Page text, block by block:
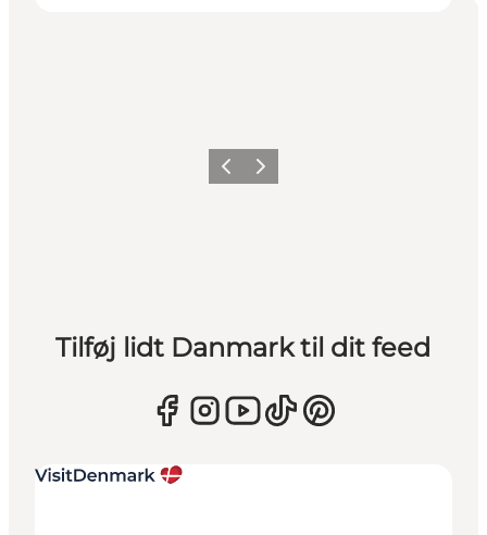
ForrigeNæste
Tilføj lidt Danmark til dit feed